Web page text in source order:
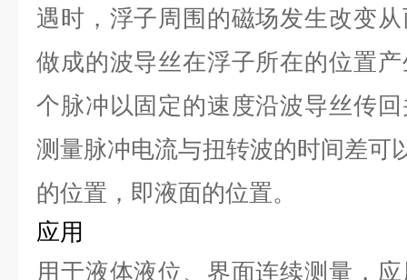
遇时，浮子周围的磁场发生改变
做成的波导丝在浮子所在的位置
个脉冲以固定的速度沿波导丝传
测量脉冲电流与扭转波的时间差可
的位置，即液面的位置。
应用
用于液体液位、界面连续测量，